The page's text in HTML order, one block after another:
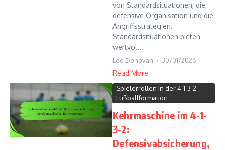
von Standardsituationen, die
defensive Organisation und die
Angriffsstrategien.
Standardsituationen bieten
wertvol...
Leo Donovan 30/01/2026
Read More
Spielerrollen in der 4-1-3-2
Fußballformation
Kehrmaschine im 4-1-
3-2:
Defensivabsicherung,